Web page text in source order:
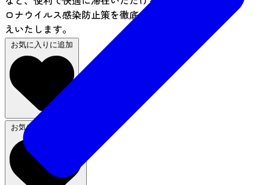
ロナウイルス感染防止策を徹底し、お客様をお迎
えいたします。
お気に入りに追加
お気に入りから削除